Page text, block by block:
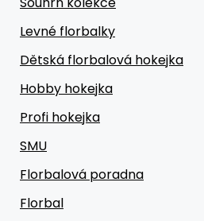
Levné florbalky
Dětská florbalová hokejka
Hobby hokejka
Profi hokejka
SMU
Florbalová poradna
Florbal